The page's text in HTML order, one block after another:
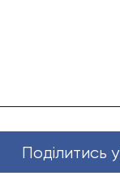
Поділитись у